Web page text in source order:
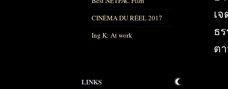
CINÉMA DU RÉEL 2017
Ing K: At work
LINKS
เ
ธ
ต